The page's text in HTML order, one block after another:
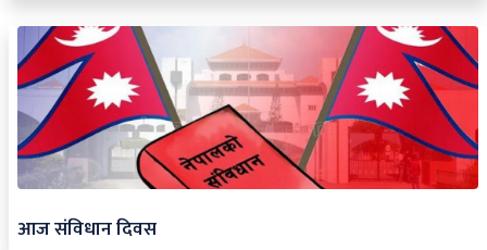
आज संविधान दिवस